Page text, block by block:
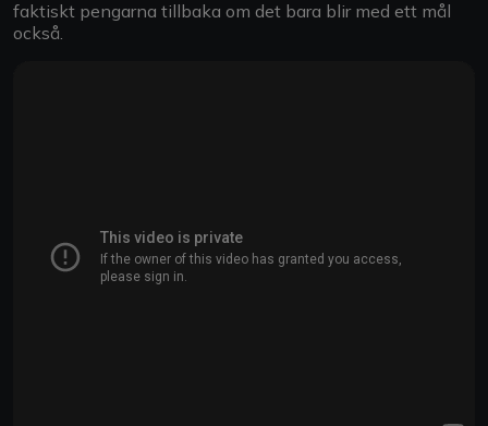
faktiskt pengarna tillbaka om det bara blir med ett mål
också.